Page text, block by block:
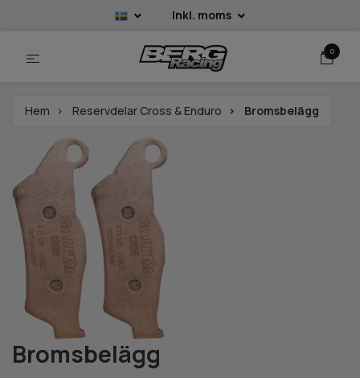
Inkl. moms
0
Hem Reservdelar Cross & Enduro Bromsbelägg
Bromsbelägg